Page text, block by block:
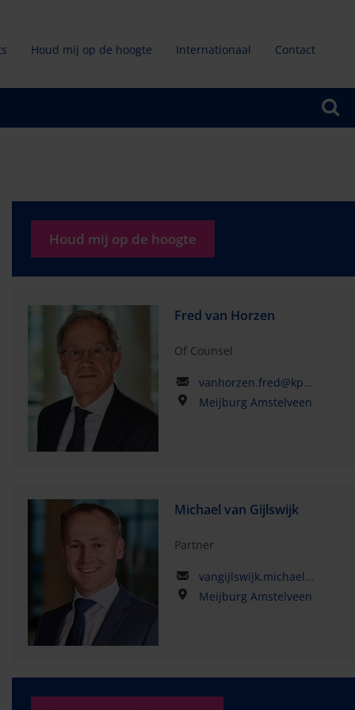
Houd mij op de hoogte Internationaal Contact
Houd mij op de hoogte
Fred van Horzen
Of Counsel
vanhorzen.fred@kpmg.com
Meijburg Amstelveen
Michael van Gijlswijk
Partner
vangijlswijk.michael@kpmg.com
Meijburg Amstelveen